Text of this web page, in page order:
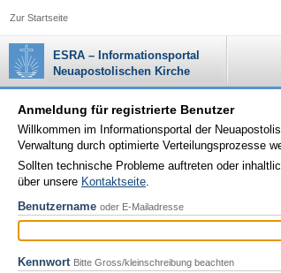
Zur Startseite
ESRA – Informationsportal
Neuapostolischen Kirche
Anmeldung für registrierte Benutzer
Willkommen im Informationsportal der
Verwaltung durch optimierte Verteilungsprozesse
Sollten technische Probleme auftreten oder
über unsere Kontaktseite.
Benutzername oder E-Mailadresse
Kennwort Bitte Gross/kleinschreibung beachten